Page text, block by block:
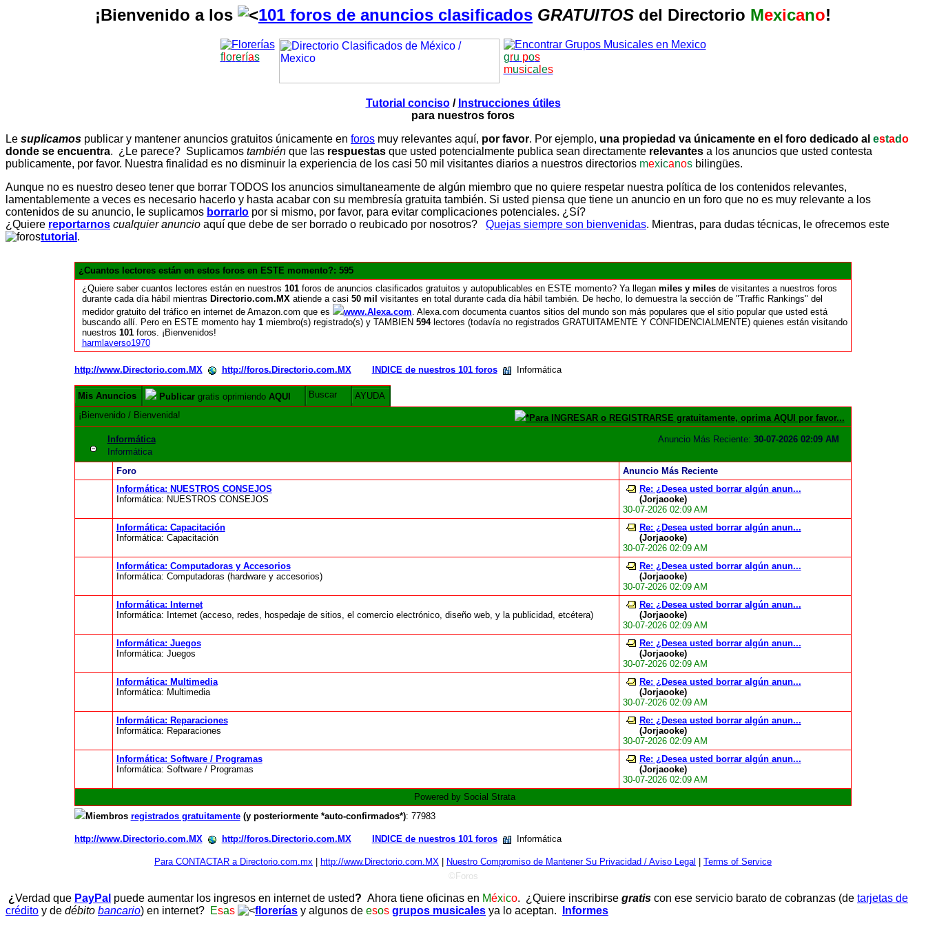
¡Bienvenido a los 101 foros de anuncios clasificados GRATUITOS del Directorio Mexicano!
florerías gru pos
musica es
Tutorial conciso/ Instrucciones útiles
para nuestros foros
Le suplicamos publicar y mantener anuncios gratuitos únicamente en foros muy relevantes aquí, por favor. Por ejemplo, una propiedad va únicamente en el foro dedicado al estado
donde se encuentra. ¿Le parece? Suplicamos también que las respuestas que usted potencialmente publica sean directamente relevantes a los anuncios que usted contesta
publicamente, por favor. Nuestra finalidad es no disminuir la experiencia de los casi 50 mil visitantes diarios a nuestros directorios mexicanos bilingües.
Aunque no es nuestro deseo tener que borrar TODOS los anuncios simultaneamente de algún miembro que no quiere respetar nuestra política de los contenidos relevantes,
lamentablemente a veces es necesario hacerlo y hasta acabar con su membresía gratuita también. Si usted piensa que tiene un anuncio en un foro que no es muy relevante a los
contenidos de su anuncio, le suplicamos borrarlo por si mismo, por favor, para evitar complicaciones potenciales. ¿Sí?
¿Quiere reportarnos cualquier anuncio aquí que debe de ser borrado o reubicado por nosotros? Quejas siempre son bienvenidas. Mientras, para dudas técnicas, le ofrecemos este
tutorial .
¿Cuantos lectores están en estos foros en ESTE momento?: 595
¿Quiere saber cuantos lectores están en nuestros 101foros de anuncios clasificados gratuitos y autopublicables en ESTE momento? Ya llegan miles y milesde visitantes a nuestros foros
durante cada día hábil mientras Directorio.com.MXatiende a casi 50 mil visitantes en total durante cada día hábil también. De hecho, lo demuestra la sección de "Traffic Rankings" del
medidor gratuito del tráfico en internet de Amazon.com que es
www.Alexa.com. Alexa.com documenta cuantos sitios del mundo son más populares que el sitio popular que usted está
buscando allí. Pero en ESTE momento hay 1miembro(s) registrado(s) y TAMBIEN 594lectores (todavía no registrados GRATUITAMENTE Y CONFIDENCIALMENTE) quienes están visitando
nuestros 101foros. ¡Bienvenidos!
harmlaverso1970
http://www.Directorio.com.MX http://foros.Directorio.com.MX INDICE de nuestros 101 foros Informática
Mis Anuncios Publicargratis oprimiendo AQUI Buscar
AYUDA
¡Bienvenido / Bienvenida!
*Para INGRESAR o REGISTRARSE gratuitamente, oprima AQUI por favor...
Informática
Informática
Anuncio Más Reciente: 30-07-2026 02:09 AM
Foro
Anuncio Más Reciente
Informática: NUESTROS CONSEJOS
Informática: NUESTROS CONSEJOS
Re: ¿Desea usted borrar algún anun...
(Jorjaooke)
30-07-2026 02:09 AM
Informática: Capacitación
Informática: Capacitación
Re: ¿Desea usted borrar algún anun...
(Jorjaooke)
30-07-2026 02:09 AM
Informática: Computadoras y Accesorios
Informática: Computadoras (hardware y accesorios)
Re: ¿Desea usted borrar algún anun...
(Jorjaooke)
30-07-2026 02:09 AM
Informática: Internet
Informática: Internet (acceso, redes, hospedaje de sitios, el comercio electrónico, diseño web, y la publicidad, etcétera)
Re: ¿Desea usted borrar algún anun...
(Jorjaooke)
30-07-2026 02:09 AM
Informática: Juegos
Informática: Juegos
Re: ¿Desea usted borrar algún anun...
(Jorjaooke)
30-07-2026 02:09 AM
Informática: Multimedia
Informática: Multimedia
Re: ¿Desea usted borrar algún anun...
(Jorjaooke)
30-07-2026 02:09 AM
Informática: Reparaciones
Informática: Reparaciones
Re: ¿Desea usted borrar algún anun...
(Jorjaooke)
30-07-2026 02:09 AM
Informática: Software / Programas
Informática: Software / Programas
Re: ¿Desea usted borrar algún anun...
(Jorjaooke)
30-07-2026 02:09 AM
Powered by Social Strata
Miembros registrados gratuitamente(y posteriormente *auto-confirmados*): 77983
http://www.Directorio.com.MX http://foros.Directorio.com.MX INDICE de nuestros 101 foros Informática
Para CONTACTAR a Directorio.com.mx http://www.Directorio.com.MX Nuestro Compromiso de Mantener Su Privacidad / Aviso Legal
Terms of Service
©Foros
¿Verdad que PayPal puede aumentar los ingresos en internet de usted? Ahora tiene oficinas en México. ¿Quiere inscribirse gratis con ese servicio barato de cobranzas (de tarjetas de
crédito y de débito bancario) en internet? Esas florerías y algunos de esos grupos musicales ya lo aceptan. Informes